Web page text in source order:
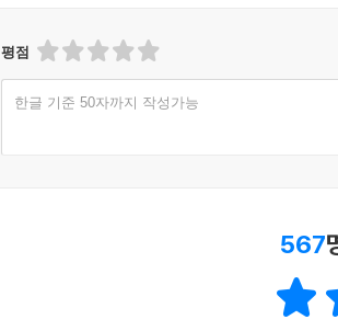
평점
한글 기준 50자까지 작성가능
567